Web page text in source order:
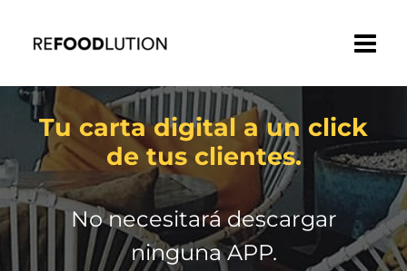
contenido
Tu carta digital a un click
de tus clientes.
No necesitará descargar
ninguna APP.